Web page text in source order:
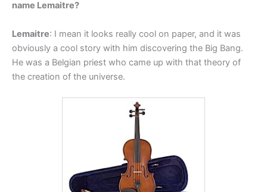
name Lemaitre?
Lemaitre: I mean it looks really cool on paper, and it was
obviously a cool story with him discovering the Big Bang.
He was a Belgian priest who came up with that theory of
the creation of the universe.